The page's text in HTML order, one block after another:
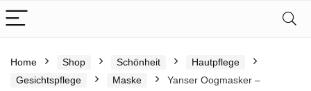
Home Shop Schönheit
Hautpflege
Gesichtspflege
Maske
Yanser Oogmasker –